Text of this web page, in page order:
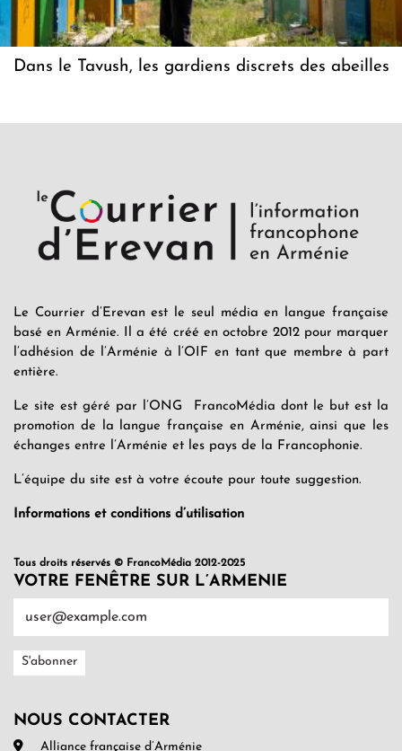
Dans le Tavush, les gardiens discrets des abeilles
Le Courrier d’Erevan est le seul média en langue française
basé en Arménie. Il a été créé en octobre 2012 pour marquer
l’adhésion de l’Arménie à l’OIF en tant que membre à part
entière.
Le site est géré par l’ONG FrancoMédia dont le but est la
promotion de la langue française en Arménie, ainsi que les
échanges entre l’Arménie et les pays de la Francophonie.
L’équipe du site est à votre écoute pour toute suggestion.
Informations et conditions d’utilisation
Tous droits réservés © FrancoMédia 2012-2025
VOTRE FENÊTRE SUR L’ARMENIE
NOUS CONTACTER
Alliance française d’Arménie